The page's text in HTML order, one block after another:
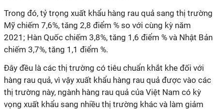
Trong đó, tỷ trọng xuất khẩu hàng rau quả sang thị trường
Mỹ chiếm 7,6%, tăng 2,8 điểm % so với cùng kỳ năm
2021; Hàn Quốc chiếm 3,8%, tăng 1,6 điểm % và Nhật Bản
chiếm 3,7%, tăng 1,1 điểm %.
Đây đều là các thị trường có tiêu chuẩn khắt khe đối với
hàng rau quả, vì vậy xuất khẩu hàng rau quả được vào các
thị trường này, ngành hàng rau quả của Việt Nam có kỳ
vọng xuất khẩu sang nhiều thị trường khác và làm giảm